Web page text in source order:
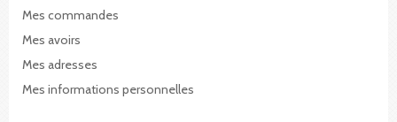
Mes commandes
Mes avoirs
Mes adresses
Mes informations personnelles